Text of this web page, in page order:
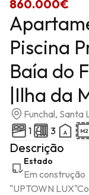
860.000€
Piscina
Baía do
|Ilha da
Funchal, Santa
1
3
Descrição
Estado
Em construção
"UPTOWN